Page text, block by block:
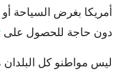
دون حاجة للحصول على
ليس مواطنو كل البلدان